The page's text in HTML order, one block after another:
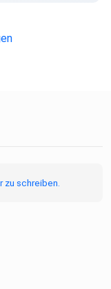
zu schreiben.